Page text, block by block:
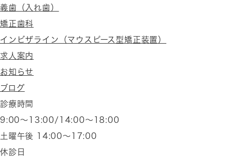
義歯（入れ歯）
矯正歯科
インビザライン（マウスピース型矯正装置）
求人案内
お知らせ
ブログ
診療時間
9:00～13:00/14:00〜18:00
土曜午後 14:00～17:00
休診日